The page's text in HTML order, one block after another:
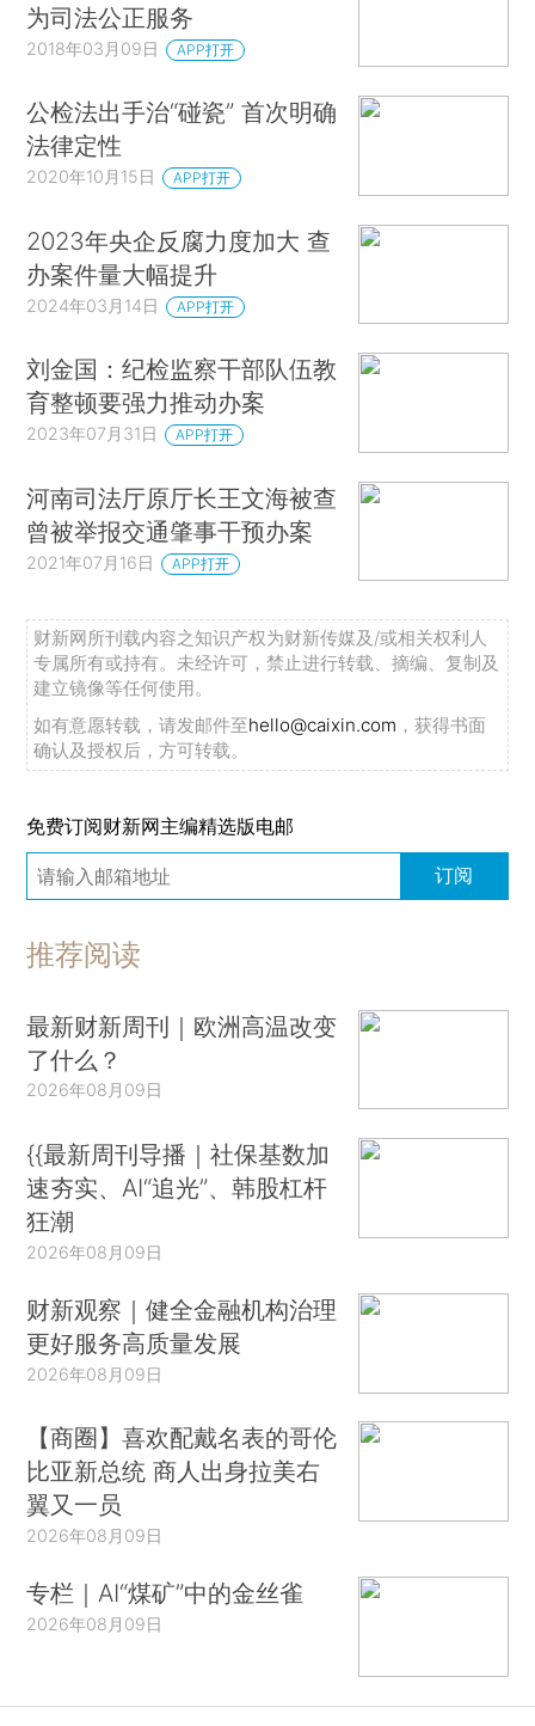
为司法公正服务
2018年03月09日 APP打开
公检法出手治“碰瓷” 首次明确
法律定性
2020年10月15日 APP打开
2023年央企反腐力度加大 查
办案件量大幅提升
2024年03月14日 APP打开
刘金国：纪检监察干部队伍教
育整顿要强力推动办案
2023年07月31日 APP打开
河南司法厅原厅长王文海被查
曾被举报交通肇事干预办案
2021年07月16日 APP打开
财新网所刊载内容之知识产权为财新传媒及/或相关权利人
专属所有或持有。未经许可，禁止进行转载、摘编、复制及
建立镜像等任何使用。
如有意愿转载，请发邮件至hello@caixin.com ，获得书面
确认及授权后，方可转载。
免费订阅财新网主编精选版电邮
订阅
推荐阅读
最新财新周刊｜欧洲高温改变
了什么？
2026年08月09日
{{最新周刊导播｜社保基数加
速夯实、AI“追光”、韩股杠杆
狂潮
2026年08月09日
财新观察｜健全金融机构治理
更好服务高质量发展
2026年08月09日
【商圈】喜欢配戴名表的哥伦
比亚新总统 商人出身拉美右
翼又一员
2026年08月09日
专栏｜AI“煤矿”中的金丝雀
2026年08月09日